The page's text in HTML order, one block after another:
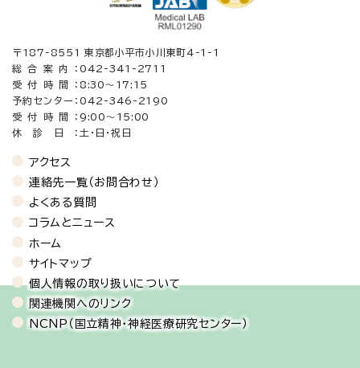
〒187-8551 東京都小平市小川東町4-1-1
総合案内： 042-341-2711
受付時間： 8:30〜17:15
予約センター： 042-346-2190
受付時間： 9:00～15:00
休診日： 土・日・祝日
アクセス
連絡先一覧（お問合わせ）
よくある質問
コラムとニュース
ホーム
サイトマップ
個人情報の取り扱いについて
関連機関へのリンク
NCNP（国立精神・神経医療研究センター）